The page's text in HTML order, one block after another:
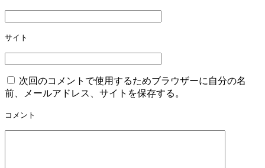
ョ
ン
サイト
次回のコメントで使用するためブラウザーに自分の名
前、メールアドレス、サイトを保存する。
コメント